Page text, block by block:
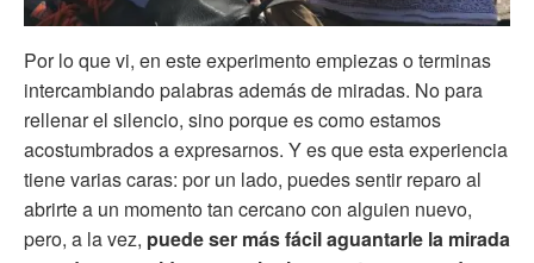
Por lo que vi, en este experimento empiezas o terminas
intercambiando palabras además de miradas. No para
rellenar el silencio, sino porque es como estamos
acostumbrados a expresarnos. Y es que esta experiencia
tiene varias caras: por un lado, puedes sentir reparo al
abrirte a un momento tan cercano con alguien nuevo,
pero, a la vez, puede ser más fácil aguantarle la mirada